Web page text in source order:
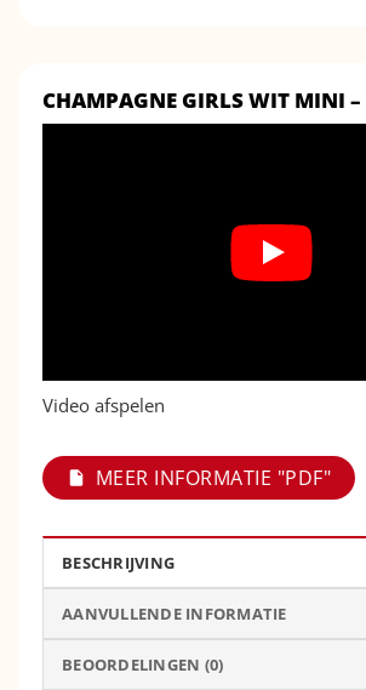
CHAMPAGNE GIRLS WIT MINI
Video afspelen
MEER INFORMATIE "PDF"
BESCHRIJVING
AANVULLENDE INFORMATIE
BEOORDELINGEN (0)